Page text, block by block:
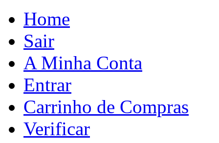
Home
Sair
A Minha Conta
Entrar
Carrinho de Compras
Verificar